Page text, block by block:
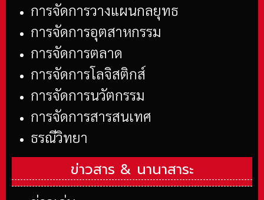
การจัดการวางแผนกลยุทธ
การจัดการอุตสาหกรรม
การจัดการตลาด
การจัดการโลจิสติกส์
การจัดการนวัตกรรม
การจัดการสารสนเทศ
ธรณีวิทยา
ข่าวสาร & นานาสาระ